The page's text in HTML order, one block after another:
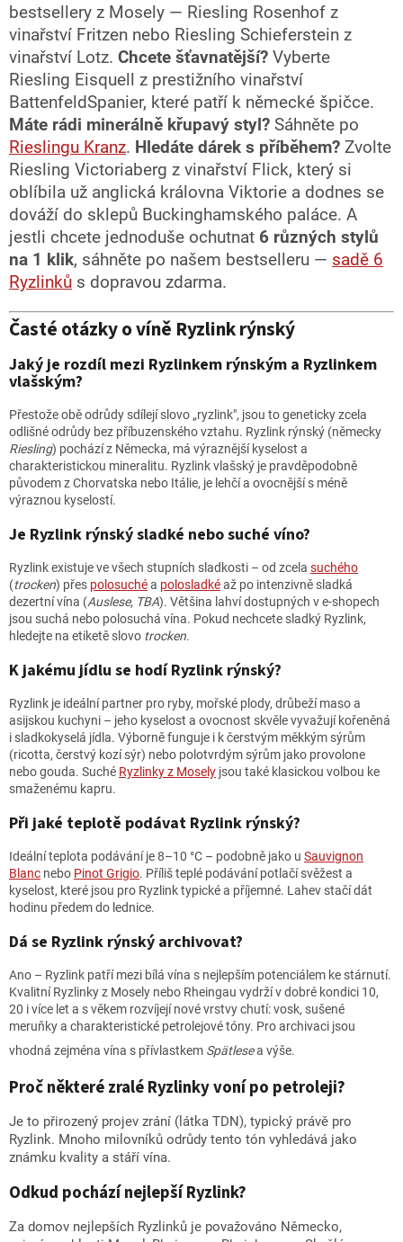
bestsellery z Mosely — Riesling Rosenhof z
vinařství Fritzen nebo Riesling Schieferstein z
vinařství Lotz. Chcete šťavnatější? Vyberte
Riesling Eisquell z prestižního vinařství
BattenfeldSpanier, které patří k německé špičce.
Máte rádi minerálně křupavý styl? Sáhněte po
Rieslingu Kranz. Hledáte dárek s příběhem? Zvolte
Riesling Victoriaberg z vinařství Flick, který si
oblíbila už anglická královna Viktorie a dodnes se
dováží do sklepů Buckinghamského paláce. A
jestli chcete jednoduše ochutnat 6 různých stylů
na 1 klik, sáhněte po našem bestselleru — sadě 6
Ryzlinků s dopravou zdarma.
Časté otázky o víně Ryzlink rýnský
Jaký je rozdíl mezi Ryzlinkem rýnským a Ryzlinkem
vlašským?
Přestože obě odrůdy sdílejí slovo „ryzlink", jsou to geneticky zcela
odlišné odrůdy bez příbuzenského vztahu. Ryzlink rýnský (německy
Riesling) pochází z Německa, má výraznější kyselost a
charakteristickou mineralitu. Ryzlink vlašský je pravděpodobně
původem z Chorvatska nebo Itálie, je lehčí a ovocnější s méně
výraznou kyselostí.
Je Ryzlink rýnský sladké nebo suché víno?
Ryzlink existuje ve všech stupních sladkosti – od zcela suchého
(trocken) přes polosuchéa polosladkéaž po intenzivně sladká
dezertní vína (Auslese, TBA). Většina lahví dostupných v e-shopech
jsou suchá nebo polosuchá vína. Pokud nechcete sladký Ryzlink,
hledejte na etiketě slovo trocken.
K jakému jídlu se hodí Ryzlink rýnský?
Ryzlink je ideální partner pro ryby, mořské plody, drůbeží maso a
asijskou kuchyni – jeho kyselost a ovocnost skvěle vyvažují kořeněná
i sladkokyselá jídla. Výborně funguje i k čerstvým měkkým sýrům
(ricotta, čerstvý kozí sýr) nebo polotvrdým sýrům jako provolone
nebo gouda. Suché Ryzlinky z Mosely jsou také klasickou volbou ke
smaženému kapru.
Při jaké teplotě podávat Ryzlink rýnský?
Ideální teplota podávání je 8–10 °C – podobně jako u Sauvignon
Blanc nebo Pinot Grigio. Příliš teplé podávání potlačí svěžest a
kyselost, které jsou pro Ryzlink typické a příjemné. Lahev stačí dát
hodinu předem do lednice.
Dá se Ryzlink rýnský archivovat?
Ano – Ryzlink patří mezi bílá vína s nejlepším potenciálem ke stárnutí.
Kvalitní Ryzlinky z Mosely nebo Rheingau vydrží v dobré kondici 10,
20 i více let a s věkem rozvíjejí nové vrstvy chutí: vosk, sušené
meruňky a charakteristické petrolejové tóny. Pro archivaci jsou
vhodná zejména vína s přívlastkem Spätlesea výše.
Proč některé zralé Ryzlinky voní po petroleji?
Je to přirozený projev zrání (látka TDN), typický právě pro
Ryzlink. Mnoho milovníků odrůdy tento tón vyhledává jako
známku kvality a stáří vína.
Odkud pochází nejlepší Ryzlink?
Za domov nejlepších Ryzlinků je považováno Německo,